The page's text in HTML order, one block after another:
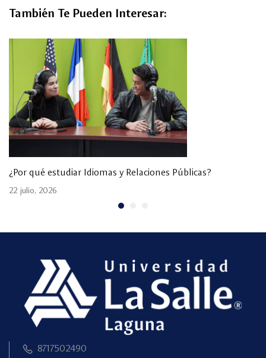
También Te Pueden Interesar:
¿Por qué estudiar Idiomas y Relaciones Públicas?
22 julio, 2026
8717502490